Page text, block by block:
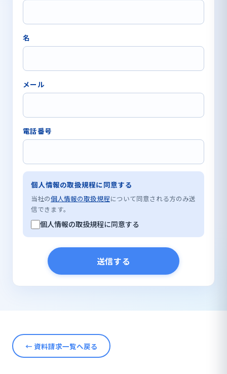
名
メール
電話番号
個人情報の取扱規程に同意する
当社の個人情報の取扱規程について同意される方のみ送
信できます。
個人情報の取扱規程に同意する
送信する
← 資料請求一覧へ戻る